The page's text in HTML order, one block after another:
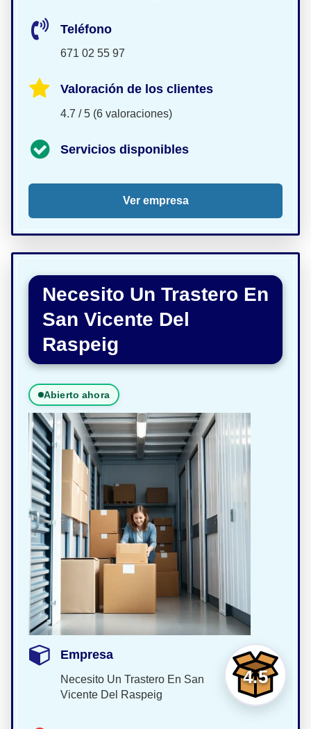
Teléfono
671 02 55 97
Valoración de los clientes
4.7 / 5 (6 valoraciones)
Servicios disponibles
Ver empresa
Necesito Un Trastero En
San Vicente Del
Raspeig
Abierto ahora
4.5
Empresa
Necesito Un Trastero En San
Vicente Del Raspeig